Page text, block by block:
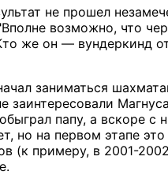
не прошел
возможно, что
же он — вундеркинд
заниматься
заинтересовали
папу, а вскоре
но на первом этапе
(к примеру, в 2001-